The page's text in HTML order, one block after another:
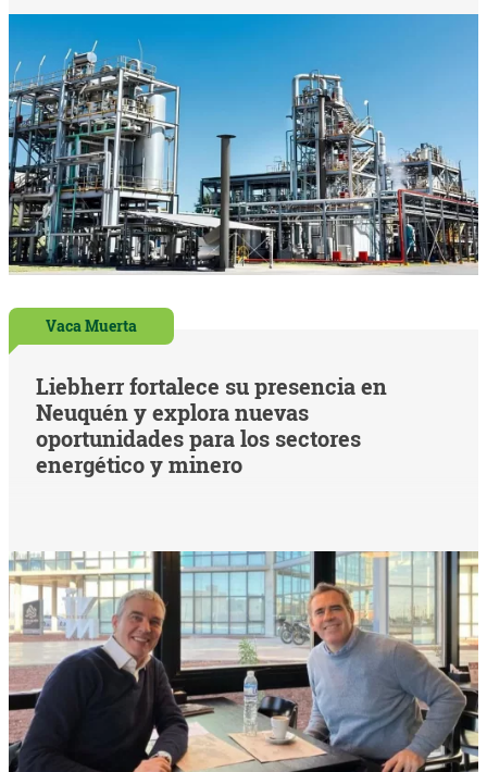
Vaca Muerta
Liebherr fortalece su presencia en
Neuquén y explora nuevas
oportunidades para los sectores
energético y minero